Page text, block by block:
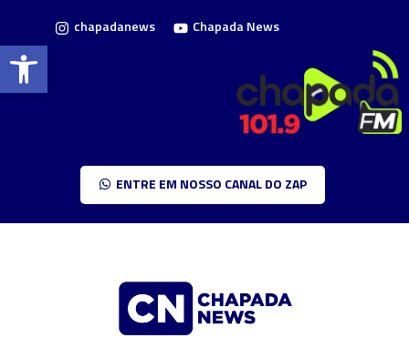
Barra de Ferramentas Aberta
chapadanews Chapada News
ENTRE EM NOSSO CANAL DO ZAP